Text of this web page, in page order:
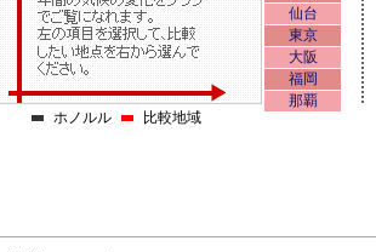
ホノルル 比較地域
仙台
東京
大阪
福岡
那覇